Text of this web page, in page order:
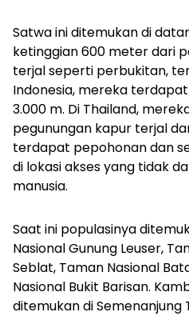
Satwa ini ditemukan di
ketinggian 600 meter dari
terjal seperti perbukitan,
Indonesia, mereka
3.000 m. Di Thailand,
pegunungan kapur terjal
terdapat pepohonan dan
di lokasi akses yang tidak
manusia.
Saat ini populasinya
Nasional Gunung Leuser,
Seblat, Taman Nasional
Nasional Bukit Barisan.
ditemukan di Semenanjung